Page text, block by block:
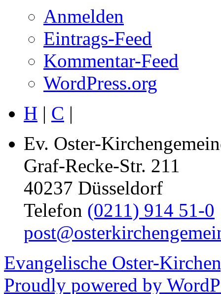
Anmelden
Eintrags-Feed
Kommentar-Feed
WordPress.org
H | C |
Ev. Oster-
Graf-Recke-Str. 211
40237 Düsseldorf
Telefon (0211) 914 51-0
Evangelische Oster-
Proudly powered by